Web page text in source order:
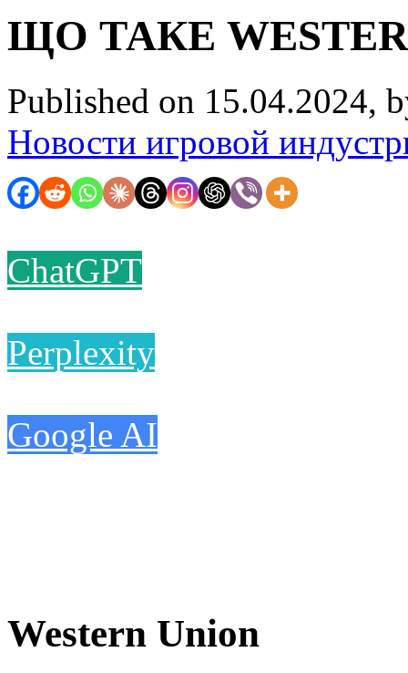
ЩО ТАКЕ
Published on 15.04.2024,
Новости игровой
ChatGPT
Perplexity
Google AI
Western Union